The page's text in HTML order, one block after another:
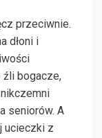
przeciwnie.
dłoni i
źli bogacze,
seniorów. A
ucieczki z